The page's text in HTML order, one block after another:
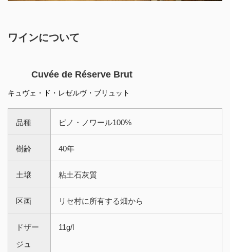
ワインについて
Cuvée de Réserve Brut
キュヴェ・ド・レゼルヴ・ブリュット
品種 ピノ・ノワール100%
樹齢 40年
土壌 粘土石灰質
区画 リセ村に所有する畑から
ドザー
ジュ
11g/l